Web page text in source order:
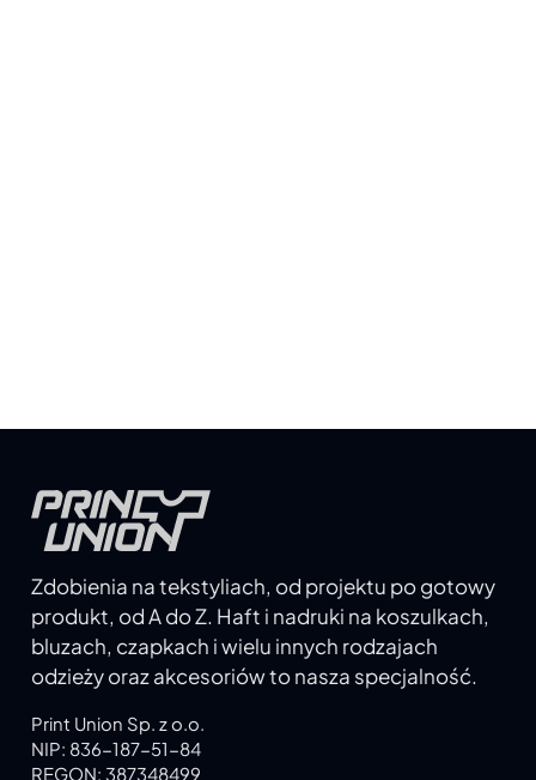
Zdobienia na tekstyliach, od projektu po gotowy
produkt, od A do Z. Haft i nadruki na koszulkach,
bluzach, czapkach i wielu innych rodzajach
odzieży oraz akcesoriów to nasza specjalność.
Print Union Sp. z o.o.
NIP: 836-187-51-84
REGON: 387348499